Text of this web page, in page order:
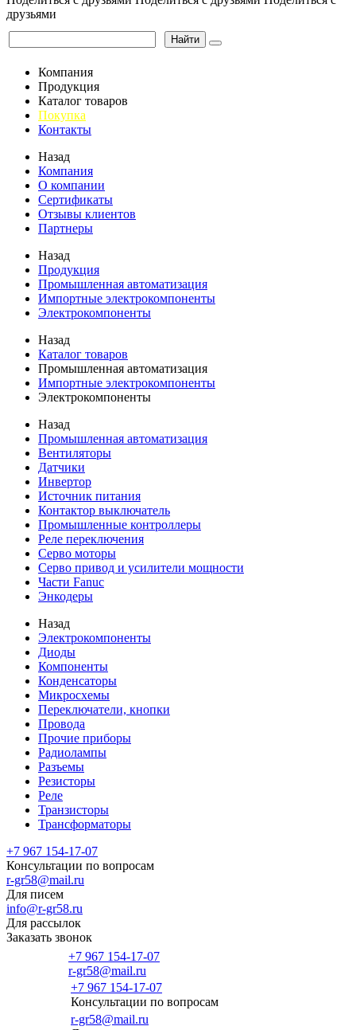
друзьями
Найти
Компания
Продукция
Каталог товаров
Покупка
Контакты
Назад
Компания
О компании
Сертификаты
Отзывы клиентов
Партнеры
Назад
Продукция
Промышленная автоматизация
Импортные электрокомпоненты
Электрокомпоненты
Назад
Каталог товаров
Промышленная автоматизация
Импортные электрокомпоненты
Электрокомпоненты
Назад
Промышленная автоматизация
Вентиляторы
Датчики
Инвертор
Источник питания
Контактор выключатель
Промышленные контроллеры
Реле переключения
Серво моторы
Серво привод и усилители мощности
Части Fanuc
Энкодеры
Назад
Электрокомпоненты
Диоды
Компоненты
Конденсаторы
Микросхемы
Переключатели, кнопки
Провода
Прочие приборы
Радиолампы
Разъемы
Резисторы
Реле
Транзисторы
Трансформаторы
+7 967 154-17-07
Консультации по вопросам
r-gr58@mail.ru
Для писем
info@r-gr58.ru
Для рассылок
Заказать звонок
+7 967 154-17-07
r-gr58@mail.ru
+7 967 154-17-07
Консультации по вопросам
r-gr58@mail.ru